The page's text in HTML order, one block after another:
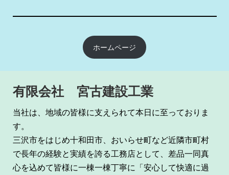
ホームページ
有限会社 宮古建設工業
当社は、地域の皆様に支えられて本日に至っておりま
す。
三沢市をはじめ十和田市、おいらせ町など近隣市町村
で長年の経験と実績を誇る工務店として、差品一同真
心を込めて皆様に一棟一棟丁寧に「安心して快適に過